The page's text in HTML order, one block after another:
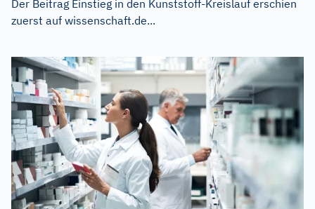
Der Beitrag Einstieg in den Kunststoff-Kreislauf erschien
zuerst auf wissenschaft.de...